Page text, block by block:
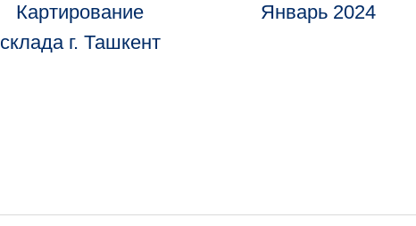
Картирование
склада г. Ташкент
Январь 2024